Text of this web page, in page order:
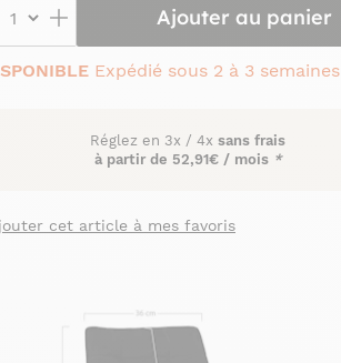
Ajouter au panier
Expédié sous 2 à 3 semaines
Réglez en 3x / 4x sans frais
à partir de 52,91€ / mois *
cet article à mes favoris